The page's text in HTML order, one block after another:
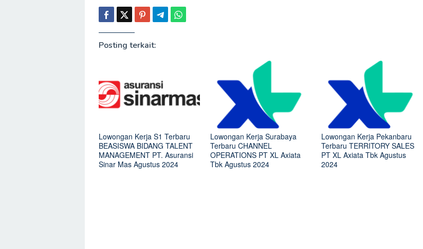
Posting terkait:
Lowongan Kerja S1 Terbaru
BEASISWA BIDANG TALENT
MANAGEMENT PT. Asuransi
Sinar Mas Agustus 2024
Lowongan Kerja Surabaya
Terbaru CHANNEL
OPERATIONS PT XL Axiata
Tbk Agustus 2024
Lowongan Kerja Pekanbaru
Terbaru TERRITORY SALES
PT XL Axiata Tbk Agustus
2024